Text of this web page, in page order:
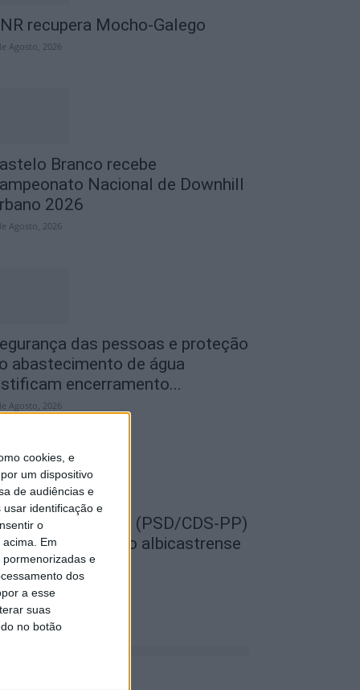
cookies, e
um dispositivo
de audiências e
identificação e
o
Em
e
dos
a esse
suas
no botão
recupera Mocho-Galego
Agosto, 2026
Branco recebe
Nacional de Downhill
2026
Agosto, 2026
das pessoas e proteção
abastecimento de água
encerramento...
Agosto, 2026
por todos (PSD/CDS-PP)
Município albicastrense
o fecho do...